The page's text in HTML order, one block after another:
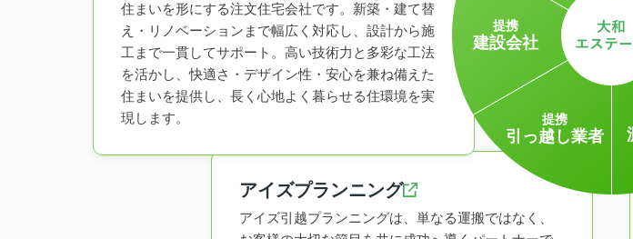
提携
引っ越し業者
提携
建設会社
アイズプランニング
アイズ引越プランニングは、単なる運搬ではなく、
住まいを形にする注文住宅会社です。新築・建て替
え・リノベーションまで幅広く対応し、設計から施
工まで一貫してサポート。高い技術力と多彩な工法
を活かし、快適さ・デザイン性・安心を兼ね備えた
住まいを提供し、長く心地よく暮らせる住環境を実
現します。